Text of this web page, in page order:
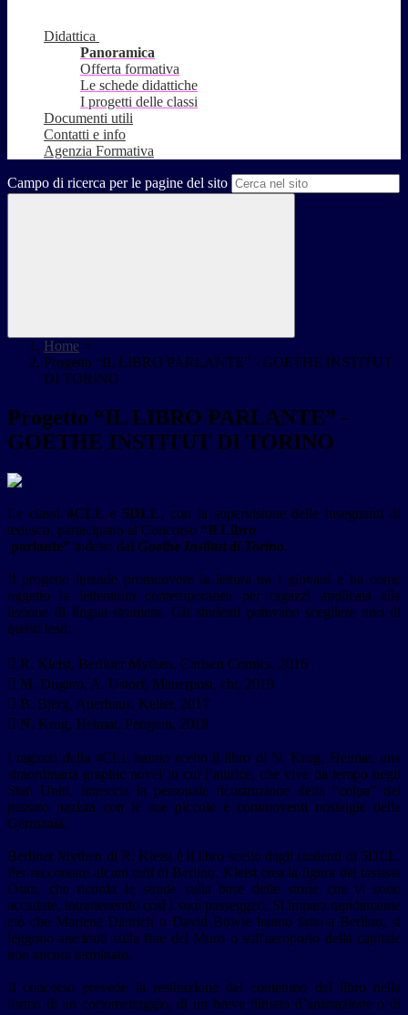
Didattica
Panoramica
Offerta formativa
Le schede didattiche
I progetti delle classi
Documenti utili
Contatti e info
Agenzia Formativa
Campo di ricerca per le pagine del sito
Home >
Progetto “IL LIBRO PARLANTE” - GOETHE INSTITUT
DI TORINO
Progetto “IL LIBRO PARLANTE” -
GOETHE INSTITUT DI TORINO
Le classi 4CLL e 5DLL, con la supervisione delle insegnanti di
tedesco, partecipano al Concorso “Il Libro
parlante” indetto dal Goethe Institut di Torino.
Il progetto intende promuovere la lettura tra i giovani e ha come
oggetto la letteratura contemporanea per ragazzi applicata alla
lezione di lingua straniera. Gli studenti potevano scegliere uno di
questi testi:
 R. Kleist, Berliner Mythen, Carlsen Comics, 2016
 M. Dugaro, A. Ustorf, Mauerpost, cbt, 2019
 B. Bjerg, Auerhaus, Keller, 2017
 N. Krug, Heimat, Penguin, 2018
I ragazzi della 4CLL hanno scelto il libro di N. Krug, Heimat, una
straordinaria graphic novel in cui l’autrice, che vive da tempo negli
Stati Uniti, intreccia la personale ricostruzione della “colpa” del
passato nazista con le sue piccole e commoventi nostalgie della
Germania.
Berliner Mythen di R. Kleist è il libro scelto dagli studenti di 5DLL.
Per raccontare alcuni miti di Berlino, Kleist crea la figura del tassista
Osan, che ricorda le strade sulla base delle storie che vi sono
accadute, intrattenendo così i suoi passeggeri. Si impara rapidamente
ciò che Marlene Dietrich o David Bowie hanno fatto a Berlino, si
leggono aneddoti sulla fine del Muro o sull'aeroporto della capitale
non ancora terminato.
Il concorso prevede la restituzione del contenuto del libro nella
forma di un cortometraggio, di un breve filmato d’animazione o di